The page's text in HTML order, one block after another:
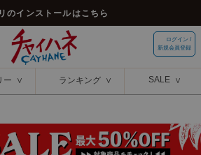
のインストールはこちら
ログイン /
新規会員登録
ー ランキング SALE